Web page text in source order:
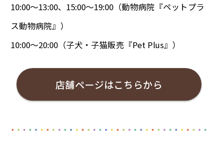
10:00～13:00、15:00～19:00（動物病院『ペットプラ
ス動物病院』）
10:00～20:00（子犬・子猫販売『Pet Plus』）
店舗ページはこちらから